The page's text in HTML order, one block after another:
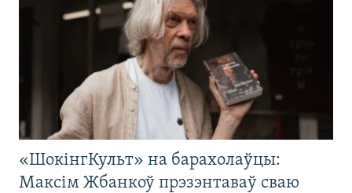
«ШокінгКульт» на барахолаўцы:
Максім Жбанкоў прэзэнтаваў сваю